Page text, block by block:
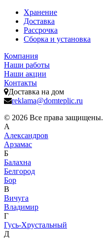
Хранение
Доставка
Рассрочка
Сборка и установка
Компания
Наши работы
Наши акции
Контакты
Доставка на дом
reklama@domteplic.ru
© 2026 Все права защищены.
А
Александров
Арзамас
Б
Балахна
Белгород
Бор
В
Вичуга
Владимир
Г
Гусь-Хрустальный
Д